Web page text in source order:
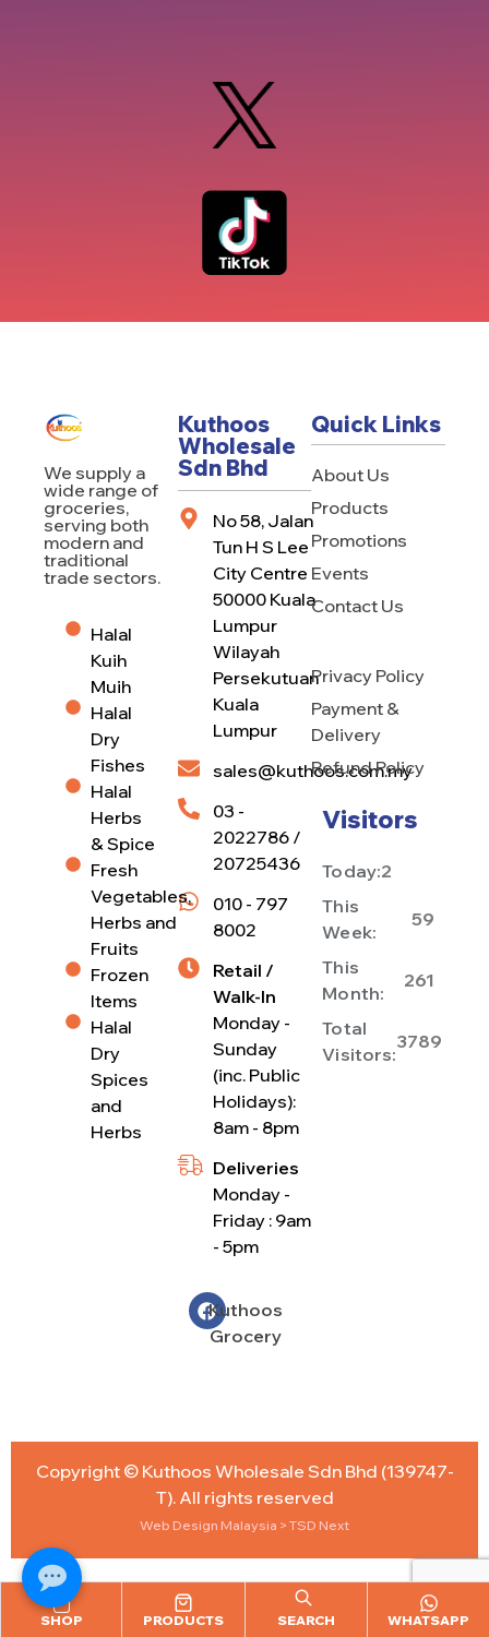
SHOP PRODUCTS SEARCH WHATSAPP
Kuthoos
Wholesale
Sdn Bhd
No 58, Jalan
Tun H S Lee
City Centre
50000 Kuala
Lumpur
Wilayah
Persekutuan
Kuala
Lumpur
sales@kuthoos.com.my
03 -
2022786 /
20725436
010 - 797
8002
Retail /
Walk-In
Monday -
Sunday
(inc. Public
Holidays):
8am - 8pm
Deliveries
Monday -
Friday : 9am
- 5pm
Kuthoos
Grocery
Quick Links
About Us
Products
Promotions
Events
Contact Us
Privacy Policy
Payment &
Delivery
Refund Policy
Visitors
Today:2
This
Week:
59
This
Month:
261
Total
Visitors:
3789
We supply a
wide range of
groceries,
serving both
modern and
traditional
trade sectors.
Halal
Kuih
Muih
Halal
Dry
Fishes
Halal
Herbs
& Spice
Fresh
Vegetables,
Herbs and
Fruits
Frozen
Items
Halal
Dry
Spices
and
Herbs
Copyright © Kuthoos Wholesale Sdn Bhd (139747-
T). All rights reserved
Web Design Malaysia > TSD Next